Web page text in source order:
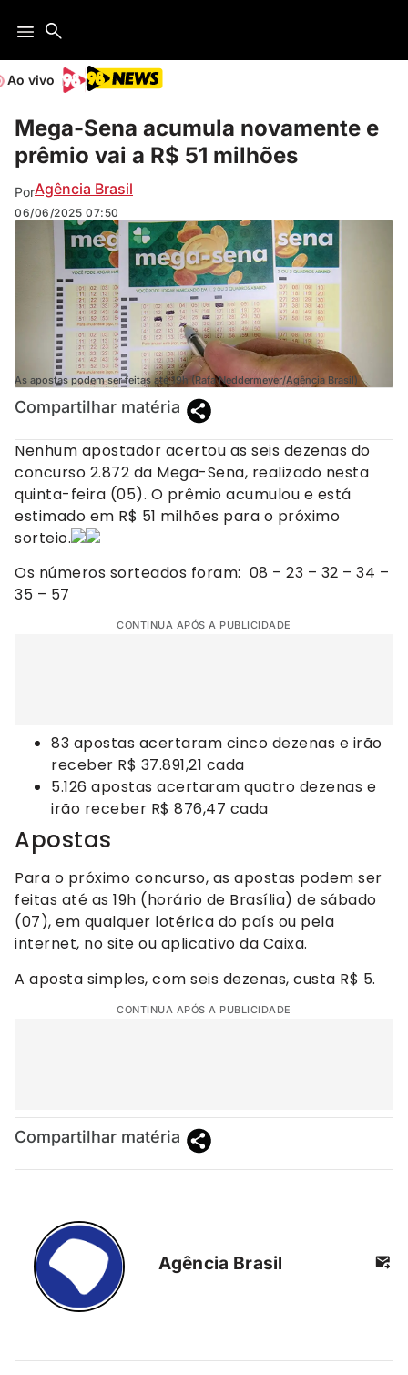
Ao vivo
Mega-Sena acumula novamente e
prêmio vai a R$ 51 milhões
PorAgência Brasil
06/06/2025 07:50
As apostas podem ser feitas até 19h (Rafa Neddermeyer/Agência Brasil)
Compartilhar matéria
Nenhum apostador acertou as seis dezenas do
concurso 2.872 da Mega-Sena, realizado nesta
quinta-feira (05). O prêmio acumulou e está
estimado em R$ 51 milhões para o próximo
sorteio.
Os números sorteados foram: 08 – 23 – 32 – 34 –
35 – 57
CONTINUA APÓS A PUBLICIDADE
83 apostas acertaram cinco dezenas e irão
receber R$ 37.891,21 cada
5.126 apostas acertaram quatro dezenas e
irão receber R$ 876,47 cada
Apostas
Para o próximo concurso, as apostas podem ser
feitas até as 19h (horário de Brasília) de sábado
(07), em qualquer lotérica do país ou pela
internet, no site ou aplicativo da Caixa.
A aposta simples, com seis dezenas, custa R$ 5.
CONTINUA APÓS A PUBLICIDADE
Compartilhar matéria
Agência Brasil